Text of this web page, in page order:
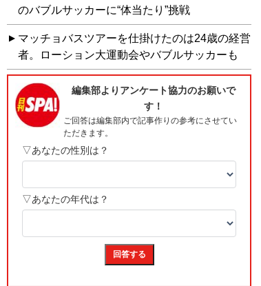
のバブルサッカーに“体当たり”挑戦
マッチョバスツアーを仕掛けたのは24歳の経営
者。ローション大運動会やバブルサッカーも